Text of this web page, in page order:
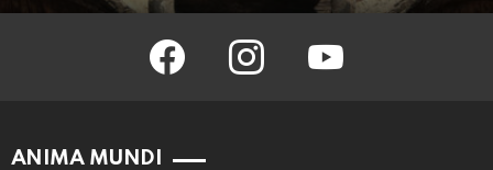
facebook instagram youtube
ANIMA MUNDI